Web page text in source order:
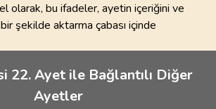
olarak, bu ifadeler, ayetin içeriğini ve
şekilde aktarma çabası içinde
22. Ayet ile Bağlantılı Diğer
Ayetler